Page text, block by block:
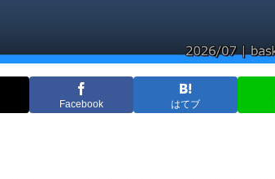
Facebook はてブ